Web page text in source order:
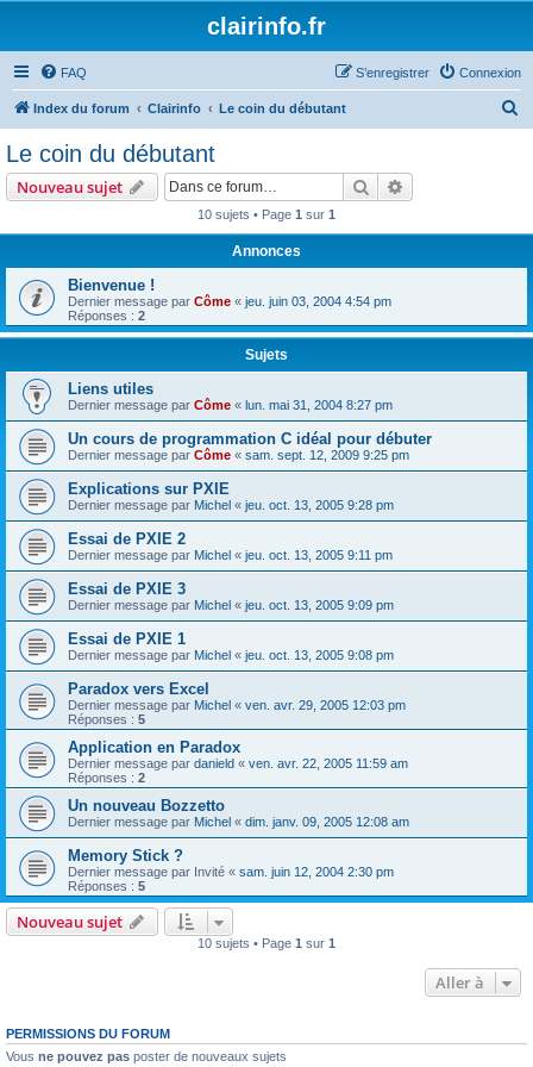
clairinfo.fr
FAQ Connexion
S’enregistrer
Index du forum Clairinfo Le coin du débutant
e
Le coin du débutant
Nouveau sujet Rechercher
10 sujets • Page 1 sur 1
Annonces
Bienvenue !
Dernier message par Côme « jeu. juin 03, 2004 4:54 pm
Réponses : 2
Sujets
Liens utiles
Dernier message par Côme « lun. mai 31, 2004 8:27 pm
Un cours de programmation C idéal pour débuter
Dernier message par Côme « sam. sept. 12, 2009 9:25 pm
Explications sur PXIE
Dernier message par Michel « jeu. oct. 13, 2005 9:28 pm
Essai de PXIE 2
Dernier message par Michel « jeu. oct. 13, 2005 9:11 pm
Essai de PXIE 3
Dernier message par Michel « jeu. oct. 13, 2005 9:09 pm
Essai de PXIE 1
Dernier message par Michel « jeu. oct. 13, 2005 9:08 pm
Paradox vers Excel
Dernier message par Michel « ven. avr. 29, 2005 12:03 pm
Réponses : 5
Application en Paradox
Dernier message par danield « ven. avr. 22, 2005 11:59 am
Réponses : 2
Un nouveau Bozzetto
Dernier message par Michel « dim. janv. 09, 2005 12:08 am
Memory Stick ?
Dernier message par Invité « sam. juin 12, 2004 2:30 pm
Réponses : 5
Nouveau sujet
10 sujets • Page 1 sur 1
Aller à
PERMISSIONS DU FORUM
Vous ne pouvez pas poster de nouveaux sujets